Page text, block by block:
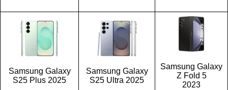
Samsung Galaxy
S25 Plus 2025
Samsung Galaxy
S25 Ultra 2025
Samsung Galaxy
Z Fold 5
2023